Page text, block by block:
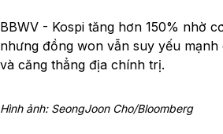
BBWV - Kospi tăng hơn 150% nhờ
nhưng đồng won vẫn suy yếu mạnh
và căng thẳng địa chính trị.
Hình ảnh: SeongJoon Cho/Bloomberg